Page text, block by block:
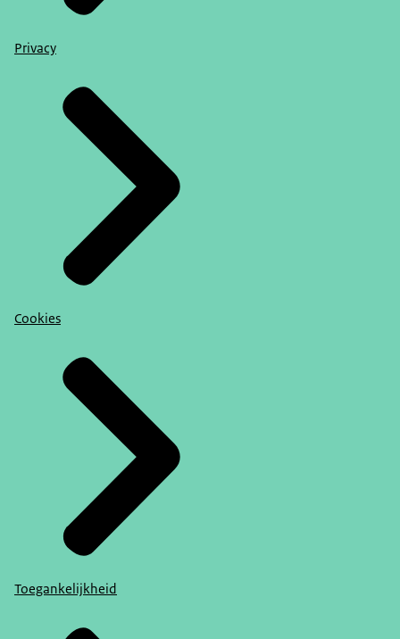
Privacy
Cookies
Toegankelijkheid